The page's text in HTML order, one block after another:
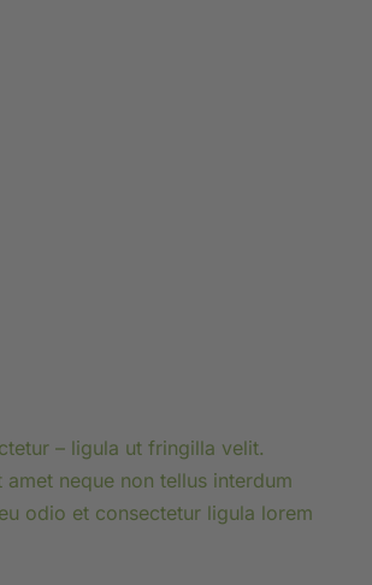
– ligula ut fringilla velit.
amet neque non tellus interdum
odio et consectetur ligula lorem